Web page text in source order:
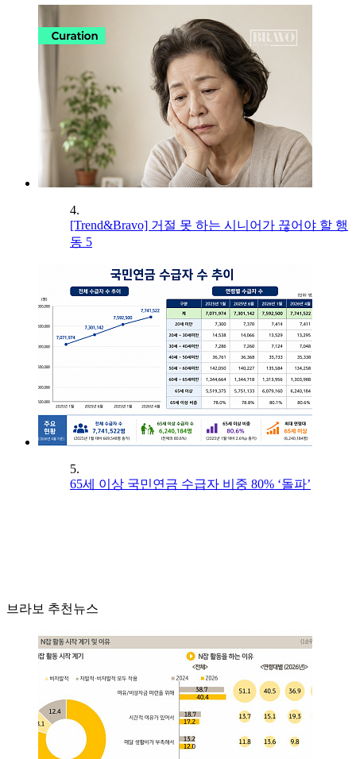
4.
[Trend&Bravo] 거절 못 하는 시니어가 끊어야 할 행
동 5
5.
65세 이상 국민연금 수급자 비중 80% ‘돌파’
브라보 추천뉴스